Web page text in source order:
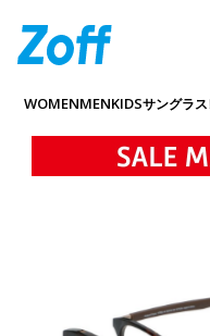
WOMENMENKIDSサングラス